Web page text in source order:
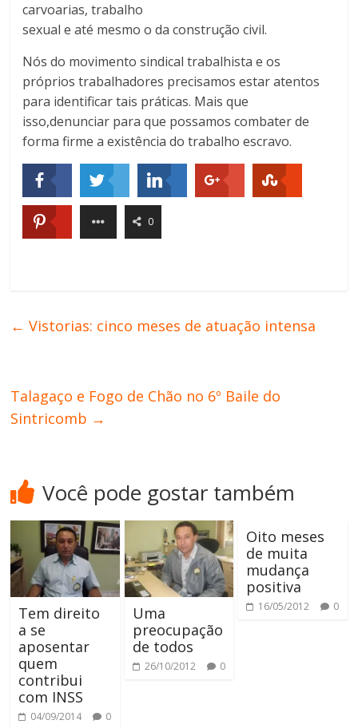
carvoarias, trabalho
sexual e até mesmo o da construção civil.
Nós do movimento sindical trabalhista e os
próprios trabalhadores precisamos estar atentos
para identificar tais práticas. Mais que
isso,denunciar para que possamos combater de
forma firme a existência do trabalho escravo.
0
← Vistorias: cinco meses de atuação intensa
Talagaço e Fogo de Chão no 6º Baile do
Sintricomb →
Você pode gostar também
Tem direito
a se
aposentar
quem
contribui
com INSS
04/09/2014 0
Uma
preocupação
de todos
26/10/2012 0
Oito meses
de muita
mudança
positiva
16/05/2012 0